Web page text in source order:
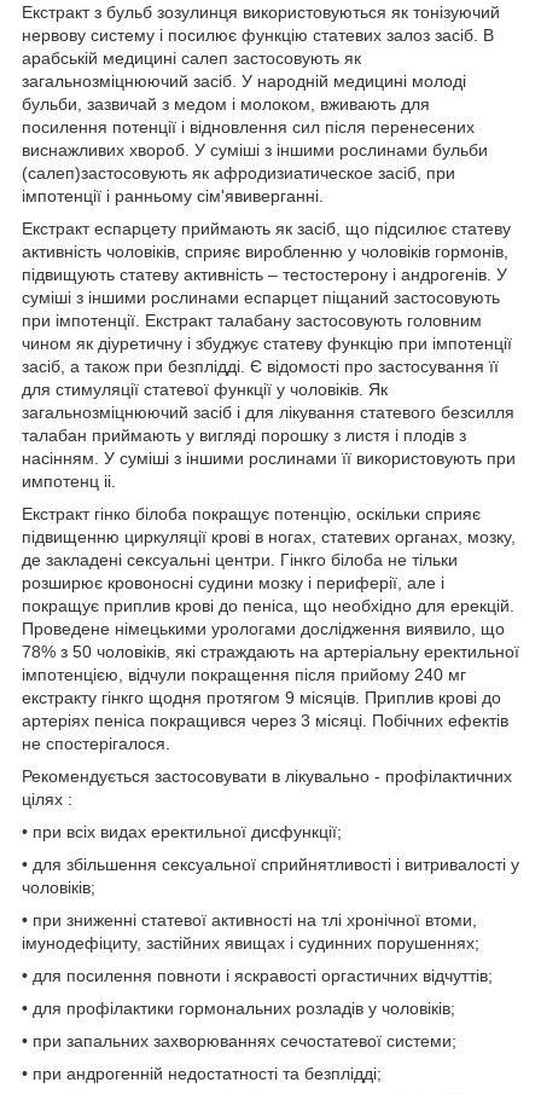
Екстракт з бульб зозулинця використовуються як тонізуючий
нервову систему і посилює функцію статевих залоз засіб. В
арабській медицині салеп застосовують як
загальнозміцнюючий засіб. У народній медицині молоді
бульби, зазвичай з медом і молоком, вживають для
посилення потенції і відновлення сил після перенесених
виснажливих хвороб. У суміші з іншими рослинами бульби
(салеп)застосовують як афродизиатическое засіб, при
імпотенції і ранньому сім'явиверганні.
Екстракт еспарцету приймають як засіб, що підсилює статеву
активність чоловіків, сприяє виробленню у чоловіків гормонів,
підвищують статеву активність – тестостерону і андрогенів. У
суміші з іншими рослинами еспарцет піщаний застосовують
при імпотенції. Екстракт талабану застосовують головним
чином як діуретичну і збуджує статеву функцію при імпотенції
засіб, а також при безплідді. Є відомості про застосування її
для стимуляції статевої функції у чоловіків. Як
загальнозміцнюючий засіб і для лікування статевого безсилля
талабан приймають у вигляді порошку з листя і плодів з
насінням. У суміші з іншими рослинами її використовують при
импотенц іі.
Екстракт гінко білоба покращує потенцію, оскільки сприяє
підвищенню циркуляції крові в ногах, статевих органах, мозку,
де закладені сексуальні центри. Гінкго білоба не тільки
розширює кровоносні судини мозку і периферії, але і
покращує приплив крові до пеніса, що необхідно для ерекцій.
Проведене німецькими урологами дослідження виявило, що
78% з 50 чоловіків, які страждають на артеріальну еректильної
імпотенцією, відчули покращення після прийому 240 мг
екстракту гінкго щодня протягом 9 місяців. Приплив крові до
артеріях пеніса покращився через 3 місяці. Побічних ефектів
не спостерігалося.
Рекомендується застосовувати в лікувально - профілактичних
цілях :
• при всіх видах еректильної дисфункції;
• для збільшення сексуальної сприйнятливості і витривалості у
чоловіків;
• при зниженні статевої активності на тлі хронічної втоми,
імунодефіциту, застійних явищах і судинних порушеннях;
• для посилення повноти і яскравості оргастичних відчуттів;
• для профілактики гормональних розладів у чоловіків;
• при запальних захворюваннях сечостатевої системи;
• при андрогенній недостатності та безплідді;